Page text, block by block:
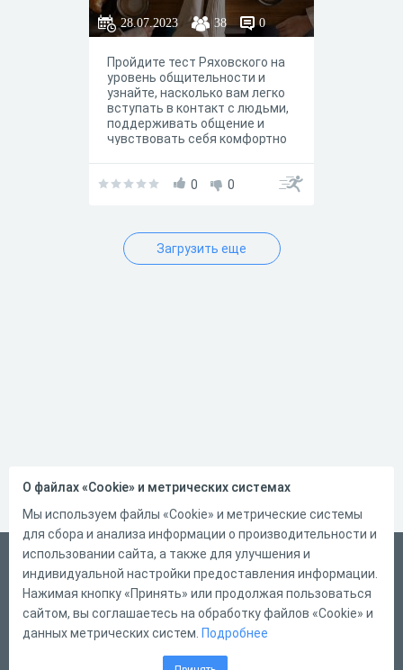
28.07.2023 38 0
Пройдите тест Ряховского на
уровень общительности и
узнайте, насколько вам легко
вступать в контакт с людьми,
поддерживать общение и
чувствовать себя комфортно
особенности коммуникации и
0 0
Загрузить еще
Русский
Справка
Форма обратной связи
О файлах «Cookie» и метрических системах
Мы используем файлы «Cookie» и метрические системы
для сбора и анализа информации о производительности и
использовании сайта, а также для улучшения и
индивидуальной настройки предоставления информации.
Нажимая кнопку «Принять» или продолжая пользоваться
сайтом, вы соглашаетесь на обработку файлов «Cookie» и
данных метрических систем. Подробнее